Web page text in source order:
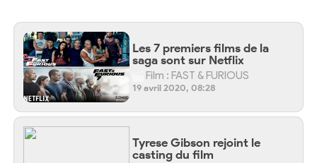
Les 7 premiers films de la
saga sont sur Netflix
Film : FAST & FURIOUS
19 avril 2020, 08:28
Tyrese Gibson rejoint le
casting du film